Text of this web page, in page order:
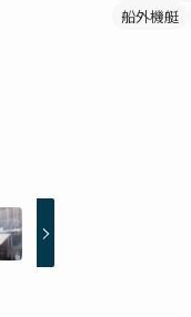
船外機艇